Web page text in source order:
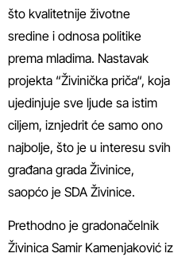
što kvalitetnije životne
sredine i odnosa politike
prema mladima. Nastavak
projekta “Živinička priča“, koja
ujedinjuje sve ljude sa istim
ciljem, iznjedrit će samo ono
najbolje, što je u interesu svih
građana grada Živinice,
saopćo je SDA Živinice.
Prethodno je gradonačelnik
Živinica Samir Kamenjaković iz